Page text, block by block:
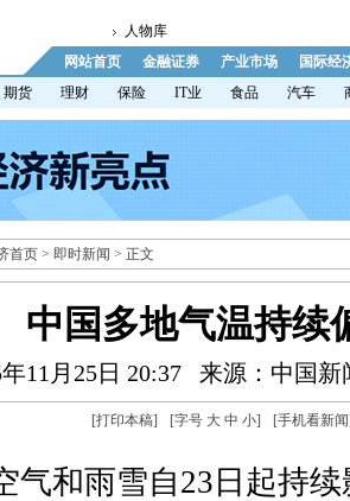
人物库
网站首页
金融证券 产业市场
国际经
期货 理财 保险 IT业 食品 汽车
首页 > 即时新闻 > 正文
中国多地气温持续
11月25日 20:37 来源：中国新
[打印本稿] [字号 大 中 小] [手机看新闻
和雨雪自23日起持续